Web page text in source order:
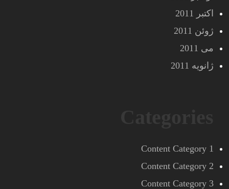
اکتبر 2011
ژوئن 2011
می 2011
ژانویه 2011
Content Category 1
Content Category 2
Content Category 3